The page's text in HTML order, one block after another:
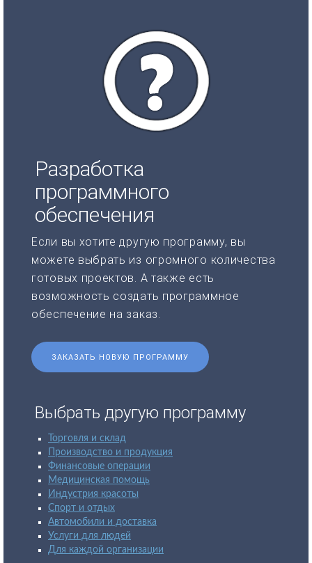
Разработка
программного
обеспечения
Если вы хотите другую программу, вы
можете выбрать из огромного количества
готовых проектов. А также есть
возможность создать программное
обеспечение на заказ.
ЗАКАЗАТЬ НОВУЮ ПРОГРАММУ
Выбрать другую программу
Торговля и склад
Производство и продукция
Финансовые операции
Медицинская помощь
Индустрия красоты
Спорт и отдых
Автомобили и доставка
Услуги для людей
Для каждой организации